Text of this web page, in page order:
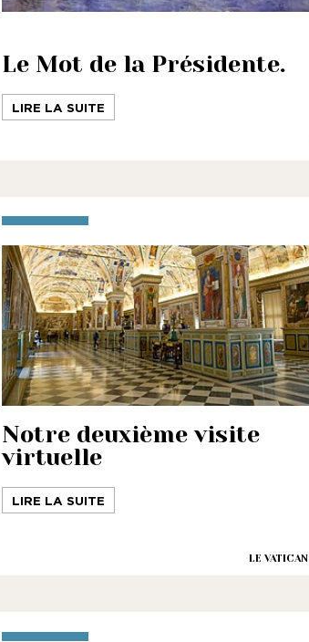
Le Mot de la Présidente.
LIRE LA SUITE
Notre deuxième visite
virtuelle
LIRE LA SUITE
LE VATICAN